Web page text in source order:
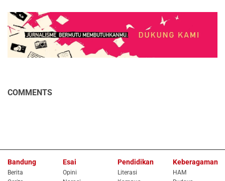
COMMENTS
Bandung
Berita
Esai
Opini
Pendidikan
Literasi
Keberagaman
HAM